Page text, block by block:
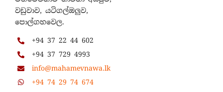
වඩුවාව, යටිගල්ඔලුව,
පොල්ගහවෙල.
+94 37 22 44 602
+94 37 729 4993
info@mahamevnawa.lk
+94 74 29 74 674